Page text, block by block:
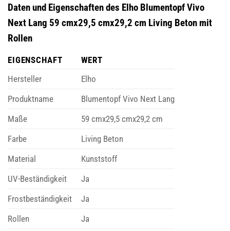
Daten und Eigenschaften des Elho Blumentopf Vivo
Next Lang 59 cmx29,5 cmx29,2 cm Living Beton mit
Rollen
EIGENSCHAFT
WERT
Hersteller
Elho
Produktname
Blumentopf Vivo Next Lang
Maße
59 cmx29,5 cmx29,2 cm
Farbe
Living Beton
Material
Kunststoff
UV-Beständigkeit
Ja
Frostbeständigkeit
Ja
Rollen
Ja